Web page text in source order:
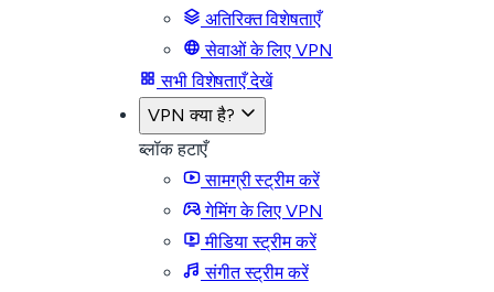
अतिरिक्त विशेषताएँ
सेवाओं के लिए VPN
सभी विशेषताएँ देखें
VPN क्या है?
ब्लॉक हटाएँ
सामग्री स्ट्रीम करें
गेमिंग के लिए VPN
मीडिया स्ट्रीम करें
संगीत स्ट्रीम करें